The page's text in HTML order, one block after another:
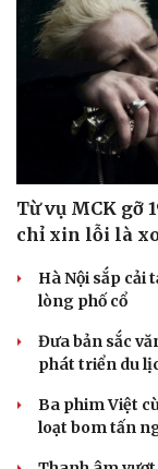
Từ vụ MCK gỡ
chỉ xin lỗi là
Hà Nội sắp cải
lòng phố cổ
Đưa bản sắc
phát triển du
Ba phim Việt
loạt bom tấn